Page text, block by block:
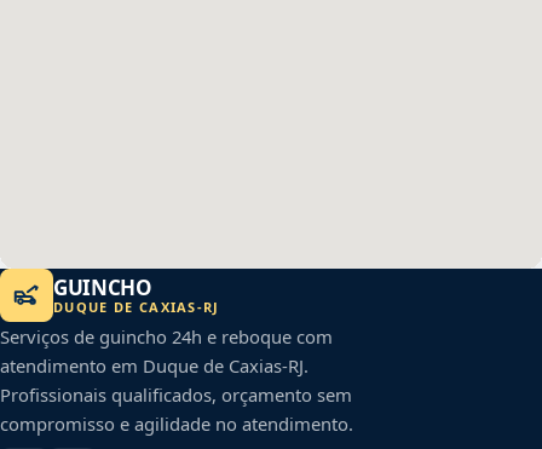
GUINCHO
DUQUE DE CAXIAS-RJ
Serviços de guincho 24h e reboque com
atendimento em Duque de Caxias-RJ.
Profissionais qualificados, orçamento sem
compromisso e agilidade no atendimento.